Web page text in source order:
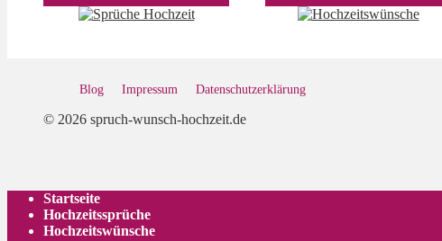
Blog Impressum Datenschutz­erklärung
© 2026 spruch-wunsch-hochzeit.de
Startseite
Hochzeitssprüche
Hochzeitswünsche